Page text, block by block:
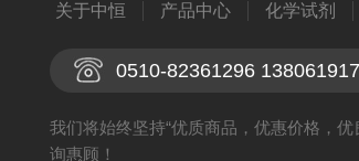
关于中恒 产品中心 化学试剂
0510-82361296
我们将始终坚持“优质商品，优惠价格，
询惠顾！